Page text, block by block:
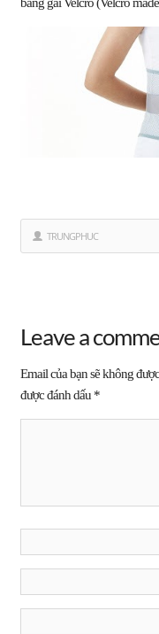
băng gai Velcro (Velcro
TRUNGPHUC
Leave a
Email của bạn sẽ không
được đánh dấu *